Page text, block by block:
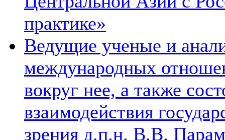
практике»
Ведущие ученые и
международных
вокруг нее, а также
взаимодействия
зрения д.п.н. В.В.